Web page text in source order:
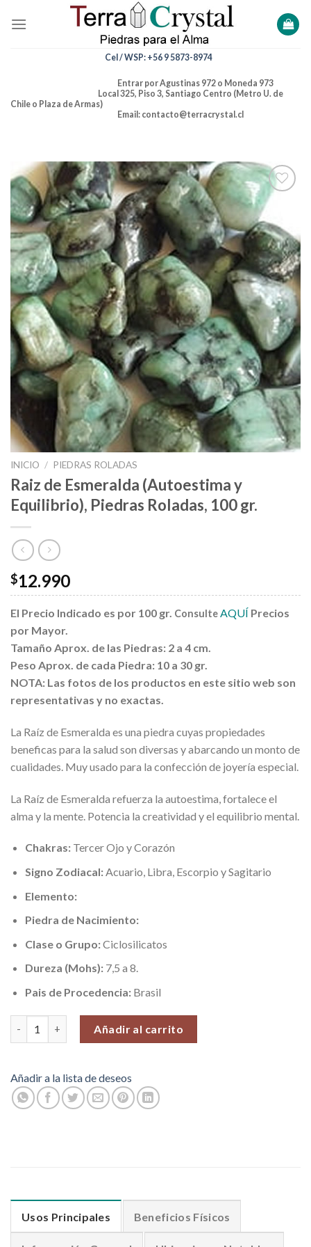
Cel / WSP: +56 9 5873-8974
Entrar por Agustinas 972 o Moneda 973
Local 325, Piso 3, Santiago Centro (Metro U. de
Chile o Plaza de Armas)
Email: contacto@terracrystal.cl
Añadir
lista de
deseos
INICIO / PIEDRAS ROLADAS
Raiz de Esmeralda (Autoestima y
Equilibrio), Piedras Roladas, 100 gr.
$12.990
El Precio Indicado es por 100 gr. ConsulteAQUÍ Precios
por Mayor.
Tamaño Aprox. de las Piedras: 2 a 4 cm.
Peso Aprox. de cada Piedra: 10 a 30 gr.
NOTA: Las fotos de los productos en este sitio web son
representativas y no exactas.
La Raíz de Esmeralda es una piedra cuyas propiedades
beneficas para la salud son diversas y abarcando un monto de
cualidades. Muy usado para la confección de joyería especial.
La Raíz de Esmeralda refuerza la autoestima, fortalece el
alma y la mente. Potencia la creatividad y el equilibrio mental.
Chakras:Tercer Ojo y Corazón
Signo Zodiacal:Acuario, Libra, Escorpio y Sagitario
Elemento:
Piedra de Nacimiento:
Clase o Grupo:Ciclosilicatos
Dureza (Mohs):7,5 a 8.
Pais de Procedencia:Brasil
Añadir al carrito
Añadir a la lista de deseos
Usos Principales Beneficios Físicos